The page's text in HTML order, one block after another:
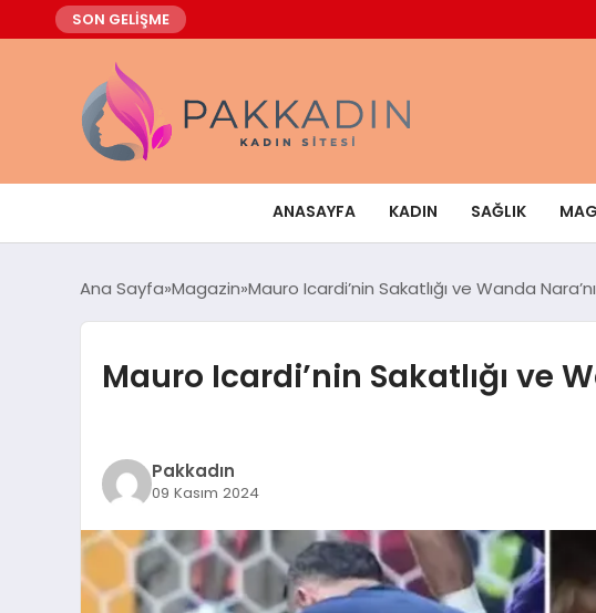
SON GELİŞME
ANASAYFA KADIN SAĞLIK
Ana Sayfa Magazin Mauro Icardi’nin Sakatlığı ve Wanda
Mauro Icardi’nin Sakatlığı ve
Pakkadın
09 Kasım 2024